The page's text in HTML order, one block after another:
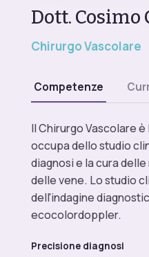
Dott. Cosimo
Chirurgo Vascolare
Competenze
Il Chirurgo Vascolare
occupa dello studio
diagnosi e la cura
delle vene. Lo studio
dell'indagine
ecocolordoppler.
Precisione diagnosi